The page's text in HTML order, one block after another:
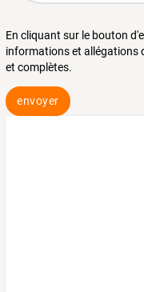
En cliquant sur le bouton
informations et allégations
et complètes.
envoyer